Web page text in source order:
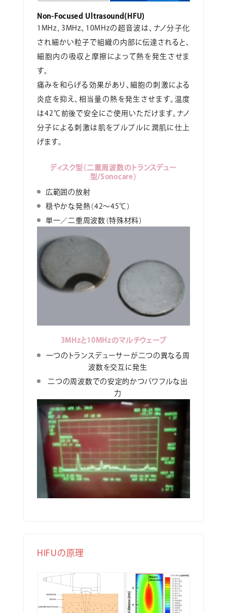
Non-Focused Ultrasound(HFU)
1MHz，3MHz、10MHzの超音波は、ナノ分子化
され細かい粒子で組織の内部に伝達されると、
細胞内の吸収と摩擦によって熱を発生させま
す。
痛みを和らげる効果があり、細胞の刺激による
炎症を抑え、相当量の熱を発生させます。温度
は42℃前後で安全にご使用いただけます。ナノ
分子による刺激は肌をプルプルに潤肌に仕上
げます。
ディスク型（二重周波数のトランスデュー
型/Sonocare）
広範囲の放射
穏やかな発熱（42～45℃）
単一／二重周波数（特殊材料）
3MHzと10MHzのマルチウェーブ
一つのトランスデューサーが二つの異なる周
波数を交互に発生
二つの周波数での安定的かつパワフルな出
力
HIFUの原理